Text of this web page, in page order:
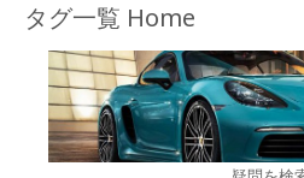
タグ一覧 Home